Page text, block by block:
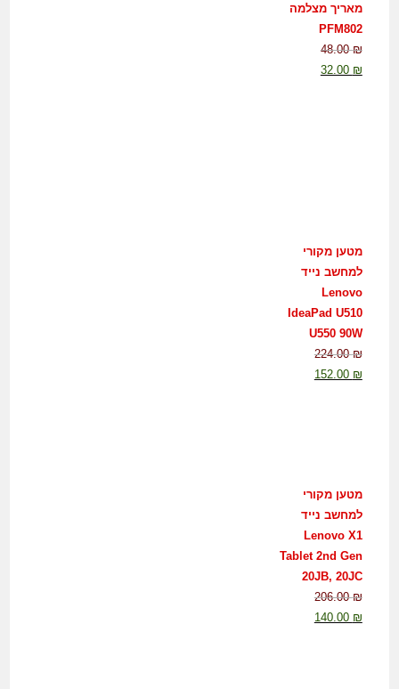
מאריך מצלמה
PFM802
48.00₪
32.00 ₪
מטען מקורי
למחשב נייד
Lenovo
IdeaPad U510
U550 90W
224.00₪
152.00 ₪
מטען מקורי
למחשב נייד
Lenovo X1
Tablet 2nd Gen
20JB, 20JC
206.00₪
140.00 ₪